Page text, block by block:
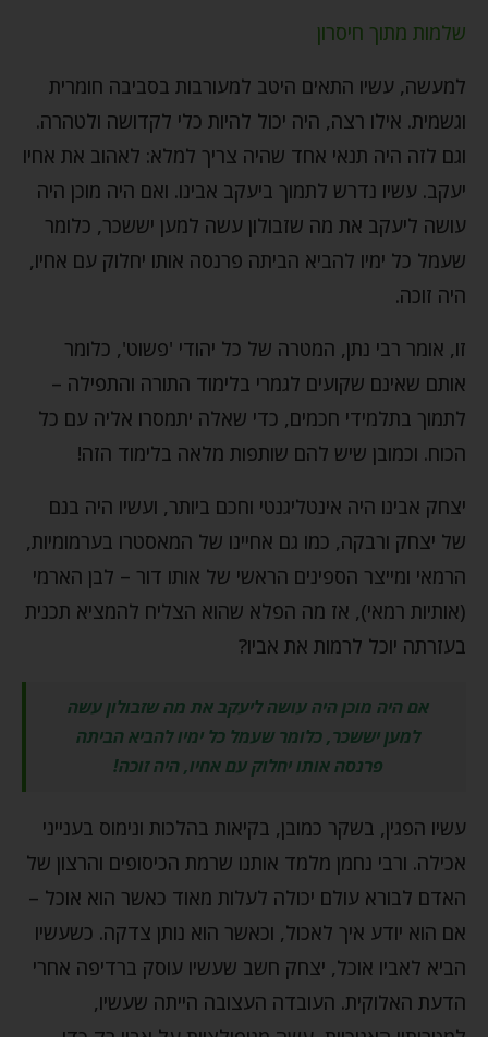
שלמות מתוך חיסרון
למעשה, עשיו התאים היטב למעורבות בסביבה חומרית
וגשמית. אילו רצה, היה יכול להיות כלי לקדושה ולטהרה.
וגם לזה היה תנאי אחד שהיה צריך למלא: לאהוב את אחיו
יעקב. עשיו נדרש לתמוך ביעקב אבינו. ואם היה מוכן היה
עושה ליעקב את מה שזבולון עשה למען יששכר, כלומר
שעמל כל ימיו להביא הביתה פרנסה אותו יחלוק עם אחיו,
היה זוכה.
זו, אומר רבי נתן, המטרה של כל יהודי 'פשוט', כלומר
אותם שאינם שקועים לגמרי בלימוד התורה והתפילה –
לתמוך בתלמידי חכמים, כדי שאלה יתמסרו אליה עם כל
הכוח. וכמובן שיש להם שותפות מלאה בלימוד הזה!
יצחק אבינו היה אינטליגנטי וחכם ביותר, ועשיו היה בנם
של יצחק ורבקה, כמו גם אחיינו של המאסטרו בערמומיות,
הרמאי ומייצר הספינים הראשי של אותו דור – לבן הארמי
(אותיות רמאי), אז מה הפלא שהוא הצליח להמציא תכנית
בעזרתה יוכל לרמות את אביו?
אם היה מוכן היה עושה ליעקב את מה שזבולון עשה
למען יששכר, כלומר שעמל כל ימיו להביא הביתה
פרנסה אותו יחלוק עם אחיו, היה זוכה!
עשיו הפגין, בשקר כמובן, בקיאות בהלכות ונימוס בענייני
אכילה. ורבי נחמן מלמד אותנו שרמת הכיסופים והרצון של
האדם לבורא עולם יכולה לעלות מאוד כאשר הוא אוכל –
אם הוא יודע איך לאכול, וכאשר הוא נותן צדקה. כשעשיו
הביא לאביו אוכל, יצחק חשב שעשיו עוסק ברדיפה אחרי
הדעת האלוקית. העובדה העצובה הייתה שעשיו,